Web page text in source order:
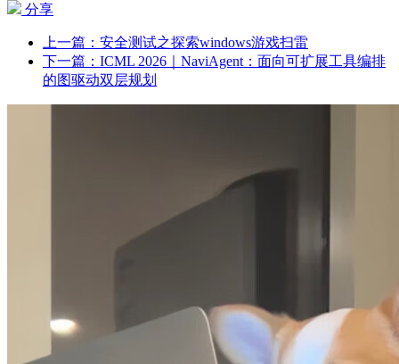
分享
上一篇：安全测试之探索windows游戏扫雷
下一篇：ICML 2026｜NaviAgent：面向可扩展工具编排
的图驱动双层规划